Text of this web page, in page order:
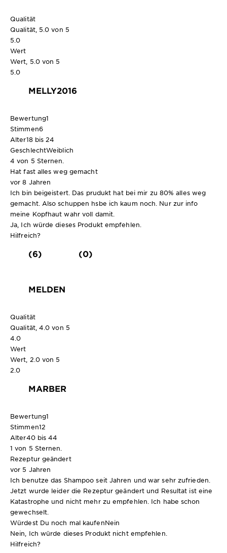
Qualität
Qualität, 5.0 von 5
5.0
Wert
Wert, 5.0 von 5
5.0
MELLY2016
Bewertung1
Stimmen6
Alter18 bis 24
GeschlechtWeiblich
4 von 5 Sternen.
Hat fast alles weg gemacht
vor 8 Jahren
Ich bin beigeistert. Das prudukt hat bei mir zu 80% alles weg
gemacht. Also schuppen hsbe ich kaum noch. Nur zur info
meine Kopfhaut wahr voll damit.
Ja, Ich würde dieses Produkt empfehlen.
Hilfreich?
(6) (0)
MELDEN
Qualität
Qualität, 4.0 von 5
4.0
Wert
Wert, 2.0 von 5
2.0
MARBER
Bewertung1
Stimmen12
Alter40 bis 44
1 von 5 Sternen.
Rezeptur geändert
vor 5 Jahren
Ich benutze das Shampoo seit Jahren und war sehr zufrieden.
Jetzt wurde leider die Rezeptur geändert und Resultat ist eine
Katastrophe und nicht mehr zu empfehlen. Ich habe schon
gewechselt.
Würdest Du noch mal kaufenNein
Nein, Ich würde dieses Produkt nicht empfehlen.
Hilfreich?